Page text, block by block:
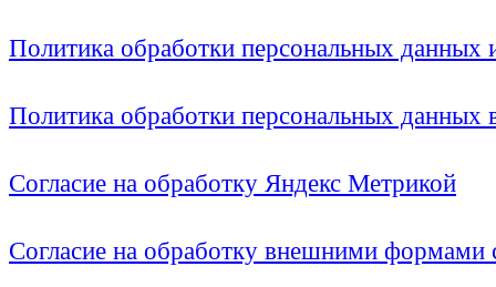
Политика обработки персональных
Политика обработки персональных
Согласие на обработку Яндекс Метрикой
Согласие на обработку внешними формами